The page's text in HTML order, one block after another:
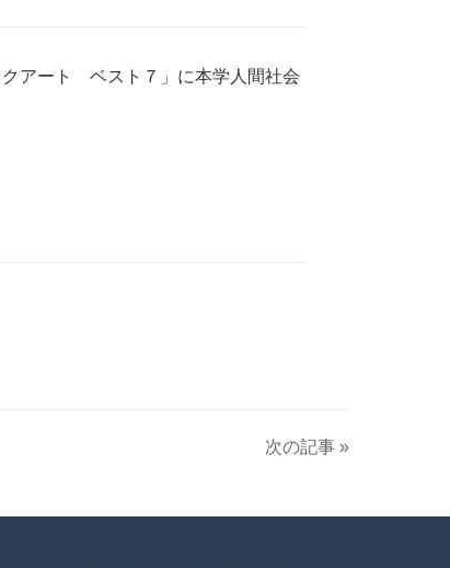
アート ベスト７」に本学人間社会
次の記事 »